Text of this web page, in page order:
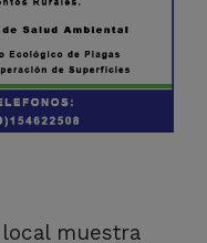
muestra